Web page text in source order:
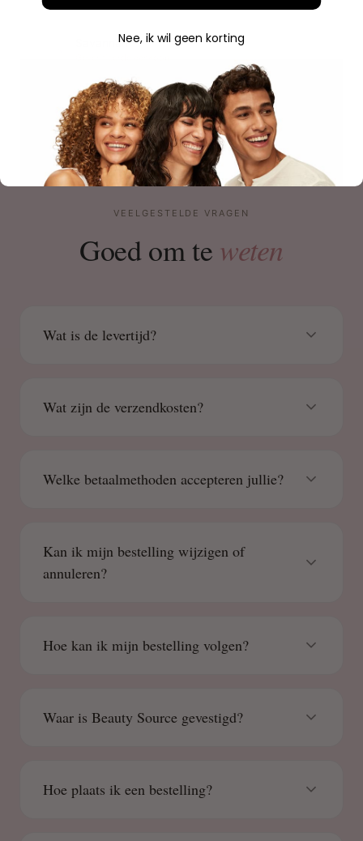
Savannah
VEELGESTELDE VRAGEN
Goed om te weten
Wat is de levertijd?
Wat zijn de verzendkosten?
Welke betaalmethoden accepteren jullie?
Kan ik mijn bestelling wijzigen of
annuleren?
Hoe kan ik mijn bestelling volgen?
Waar is Beauty Source gevestigd?
Hoe plaats ik een bestelling?
Nee, ik wil geen korting